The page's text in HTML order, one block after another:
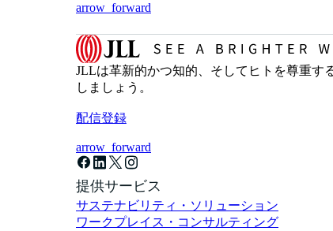
arrow_forward
JLLは革新的かつ知的、そしてヒトを尊重す
しましょう。
配信登録
arrow_forward
提供サービス
サステナビリティ・ソリューション
ワークプレイス・コンサルティング